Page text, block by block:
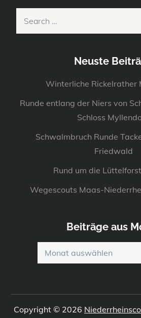
Neuste
Winterliche Rickelrather
Runde entlang der Niers von
Schloss
Schwalmbruch Runde
Friedwald
Rund um die
Wegescouts Maas-
Beiträge aus
Beiträge
aus
Copyright © 2026